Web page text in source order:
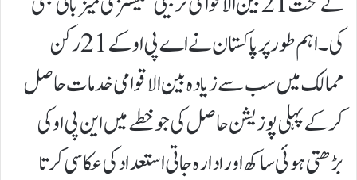
کی۔اہم طور پر پاکستان نے اے پی او کے 21 رکن
ممالک میں سب سے زیادہ بین الاقوامی خدمات حاصل
کر کے پہلی پوزیشن حاصل کی جو خطے میں این پی او کی
بڑھتی ہوئی ساکھ اور ادارہ جاتی استعداد کی عکاسی کرتا